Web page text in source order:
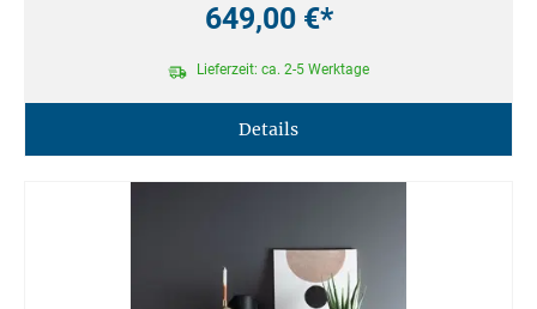
649,00 €*
Lieferzeit: ca. 2-5 Werktage
Details